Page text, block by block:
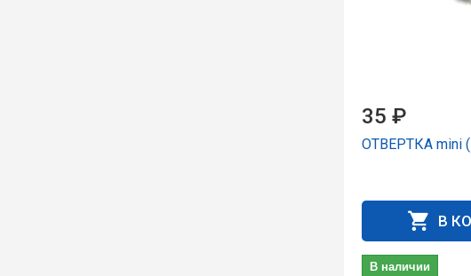
35 ₽
ОТВЕРТКА mini
В
В наличии